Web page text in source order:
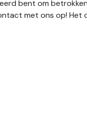
bent om
met ons op! Het